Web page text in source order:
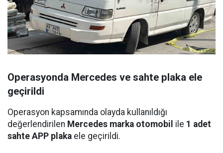
Operasyonda Mercedes ve sahte plaka ele
geçirildi
Operasyon kapsamında olayda kullanıldığı
değerlendirilen Mercedes marka otomobil ile 1 adet
sahte APP plaka ele geçirildi.